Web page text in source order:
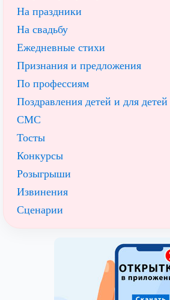
На праздники
На свадьбу
Ежедневные стихи
Признания и предложения
По профессиям
Поздравления детей и для детей
СМС
Тосты
Конкурсы
Розыгрыши
Извинения
Сценарии